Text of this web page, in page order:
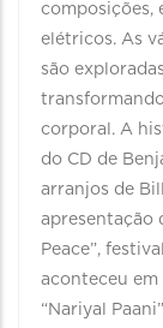
composições,
elétricos. As
são
corporal. A
do CD de
arranjos de
apresentação
Peace”,
aconteceu em
“Nariyal